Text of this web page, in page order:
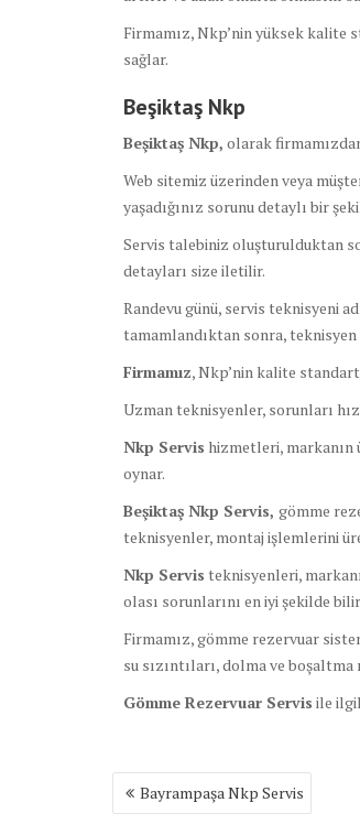
Firmamız, Nkp’nin yüksek kalite
sağlar.
Beşiktaş Nkp
Beşiktaş Nkp, olarak
Web sitemiz üzerinden veya
yaşadığınız sorunu detaylı bir
Servis talebiniz oluşturulduktan
detayları size iletilir.
Randevu günü, servis teknisyeni
tamamlandıktan sonra,
Firmamız, Nkp’nin kalite
Uzman teknisyenler, sorunları
Nkp Servis hizmetleri, markanın
oynar.
Beşiktaş Nkp Servis, gömme
teknisyenler, montaj işlemlerini
Nkp Servis teknisyenleri,
olası sorunlarını en iyi şekilde
Firmamız, gömme rezervuar
su sızıntıları, dolma ve
Gömme Rezervuar Servis ile
Yazı
gezinmesi
Bayrampaşa Nkp Servis